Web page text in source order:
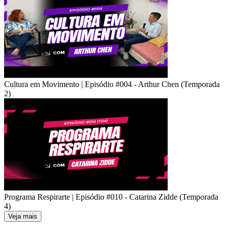
Cultura em Movimento | Episódio #004 - Arthur Chen (Temporada
2)
Programa Respirarte | Episódio #010 - Catarina Zidde (Temporada
4)
Veja mais